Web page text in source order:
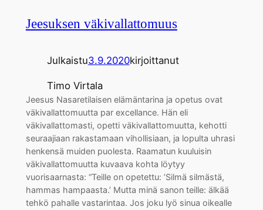
Jeesuksen väkivallattomuus
Julkaistu3.9.2020kirjoittanut
Timo Virtala
Jeesus Nasaretilaisen elämäntarina ja opetus ovat
väkivallattomuutta par excellance. Hän eli
väkivallattomasti, opetti väkivallattomuutta, kehotti
seuraajiaan rakastamaan vihollisiaan, ja lopulta uhrasi
henkensä muiden puolesta. Raamatun kuuluisin
väkivallattomuutta kuvaava kohta löytyy
vuorisaarnasta: “Teille on opetettu: ’Silmä silmästä,
hammas hampaasta.’ Mutta minä sanon teille: älkää
tehkö pahalle vastarintaa. Jos joku lyö sinua oikealle